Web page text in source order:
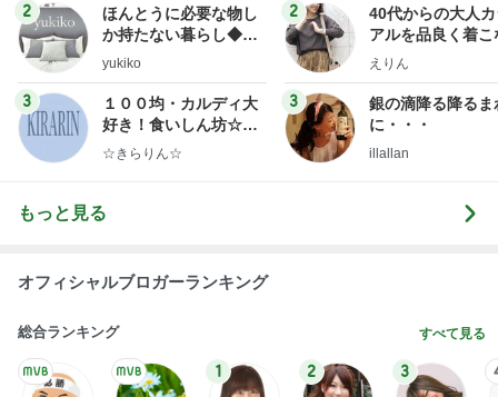
2
ほんとうに必要な物し
か持たない暮らし◆Ke
ep Life Simple◆〜イ
yukiko
3
１００均・カルディ大
好き！食いしん坊☆き
らりん☆のブログ
☆きらりん☆
2
40代からの大人
アルを品良く着こ
ファッションブロ
えりん
3
銀の滴降る降るま
に・・・
illallan
もっと見る
オフィシャルブロガーランキング
総合ランキング すべて見る
1 2 3